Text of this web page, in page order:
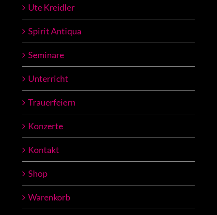
Ute Kreidler
Spirit Antiqua
Seminare
Unterricht
Trauerfeiern
Konzerte
Kontakt
Shop
Warenkorb